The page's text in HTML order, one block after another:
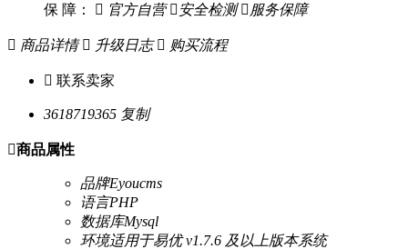
保 障：  官方自营  安全检测  服务保障
 商品详情  升级日志  购买流程
 联系卖家
3618719365 复制
商品属性
品牌Eyoucms
语言PHP
数据库Mysql
环境适用于易优 v1.7.6 及以上版本系统